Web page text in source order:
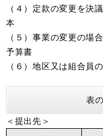
（４）定款の変更を決
本
（５）事業の変更の場
予算書
（６）地区又は組合員
表
＜提出先＞